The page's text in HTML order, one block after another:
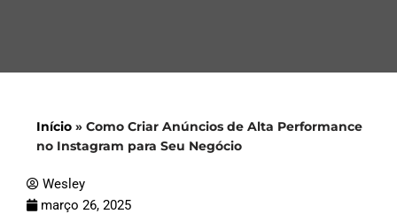
Início » Como Criar Anúncios de Alta Performance
no Instagram para Seu Negócio
Wesley
março 26, 2025